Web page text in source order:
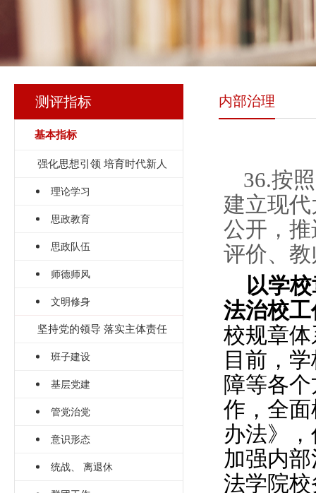
测评指标
基本指标
强化思想引领 培育时代新人
理论学习
思政教育
思政队伍
师德师风
文明修身
坚持党的领导 落实主体责任
班子建设
基层党建
管党治党
意识形态
统战、 离退休
内部治理
36.按
建立现
公开，
评价、
以学
法治校
校规章
目前，
障等各
作，全
办法》
加强内
法学院